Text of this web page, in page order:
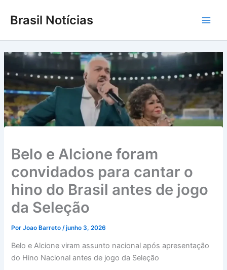
para
conteúdo
Brasil Notícias
Belo e Alcione foram
convidados para cantar o
hino do Brasil antes de jogo
da Seleção
PorJoao Barreto/junho 3, 2026
Belo e Alcione viram assunto nacional após apresentação
do Hino Nacional antes de jogo da Seleção